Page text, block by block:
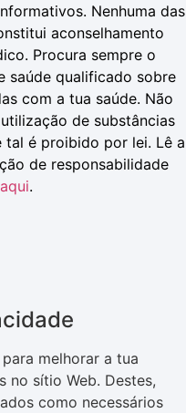
Nenhuma das
aconselhamento
Procura sempre o
saúde qualificado sobre
com a tua saúde. Não
de substâncias
tal é proibido por lei. Lê a
de responsabilidade
aqui.
melhorar a tua
no sítio Web. Destes,
como necessários